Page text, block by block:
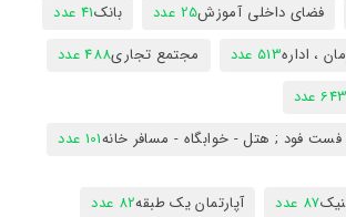
فضای داخلی آموزش25 عدد بانک41 عدد
، اداره513 عدد مجتمع تجاری488 عدد
فود ; هتل - خوابگاه - مسافر خانه101 عدد
87 عدد آپارتمان یک طبقه82 عدد